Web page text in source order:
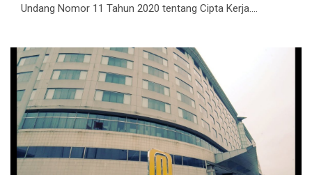
Undang Nomor 11 Tahun 2020 tentang Cipta Kerja....